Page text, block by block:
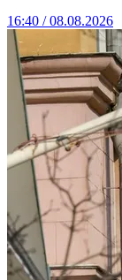
16:40 / 08.08.2026